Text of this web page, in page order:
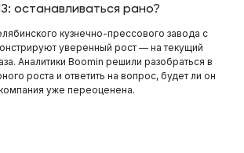
останавливаться рано?
кузнечно-прессового завода с
уверенный рост — на текущий
Аналитики Boomin решили разобраться в
роста и ответить на вопрос, будет ли он
уже переоценена.